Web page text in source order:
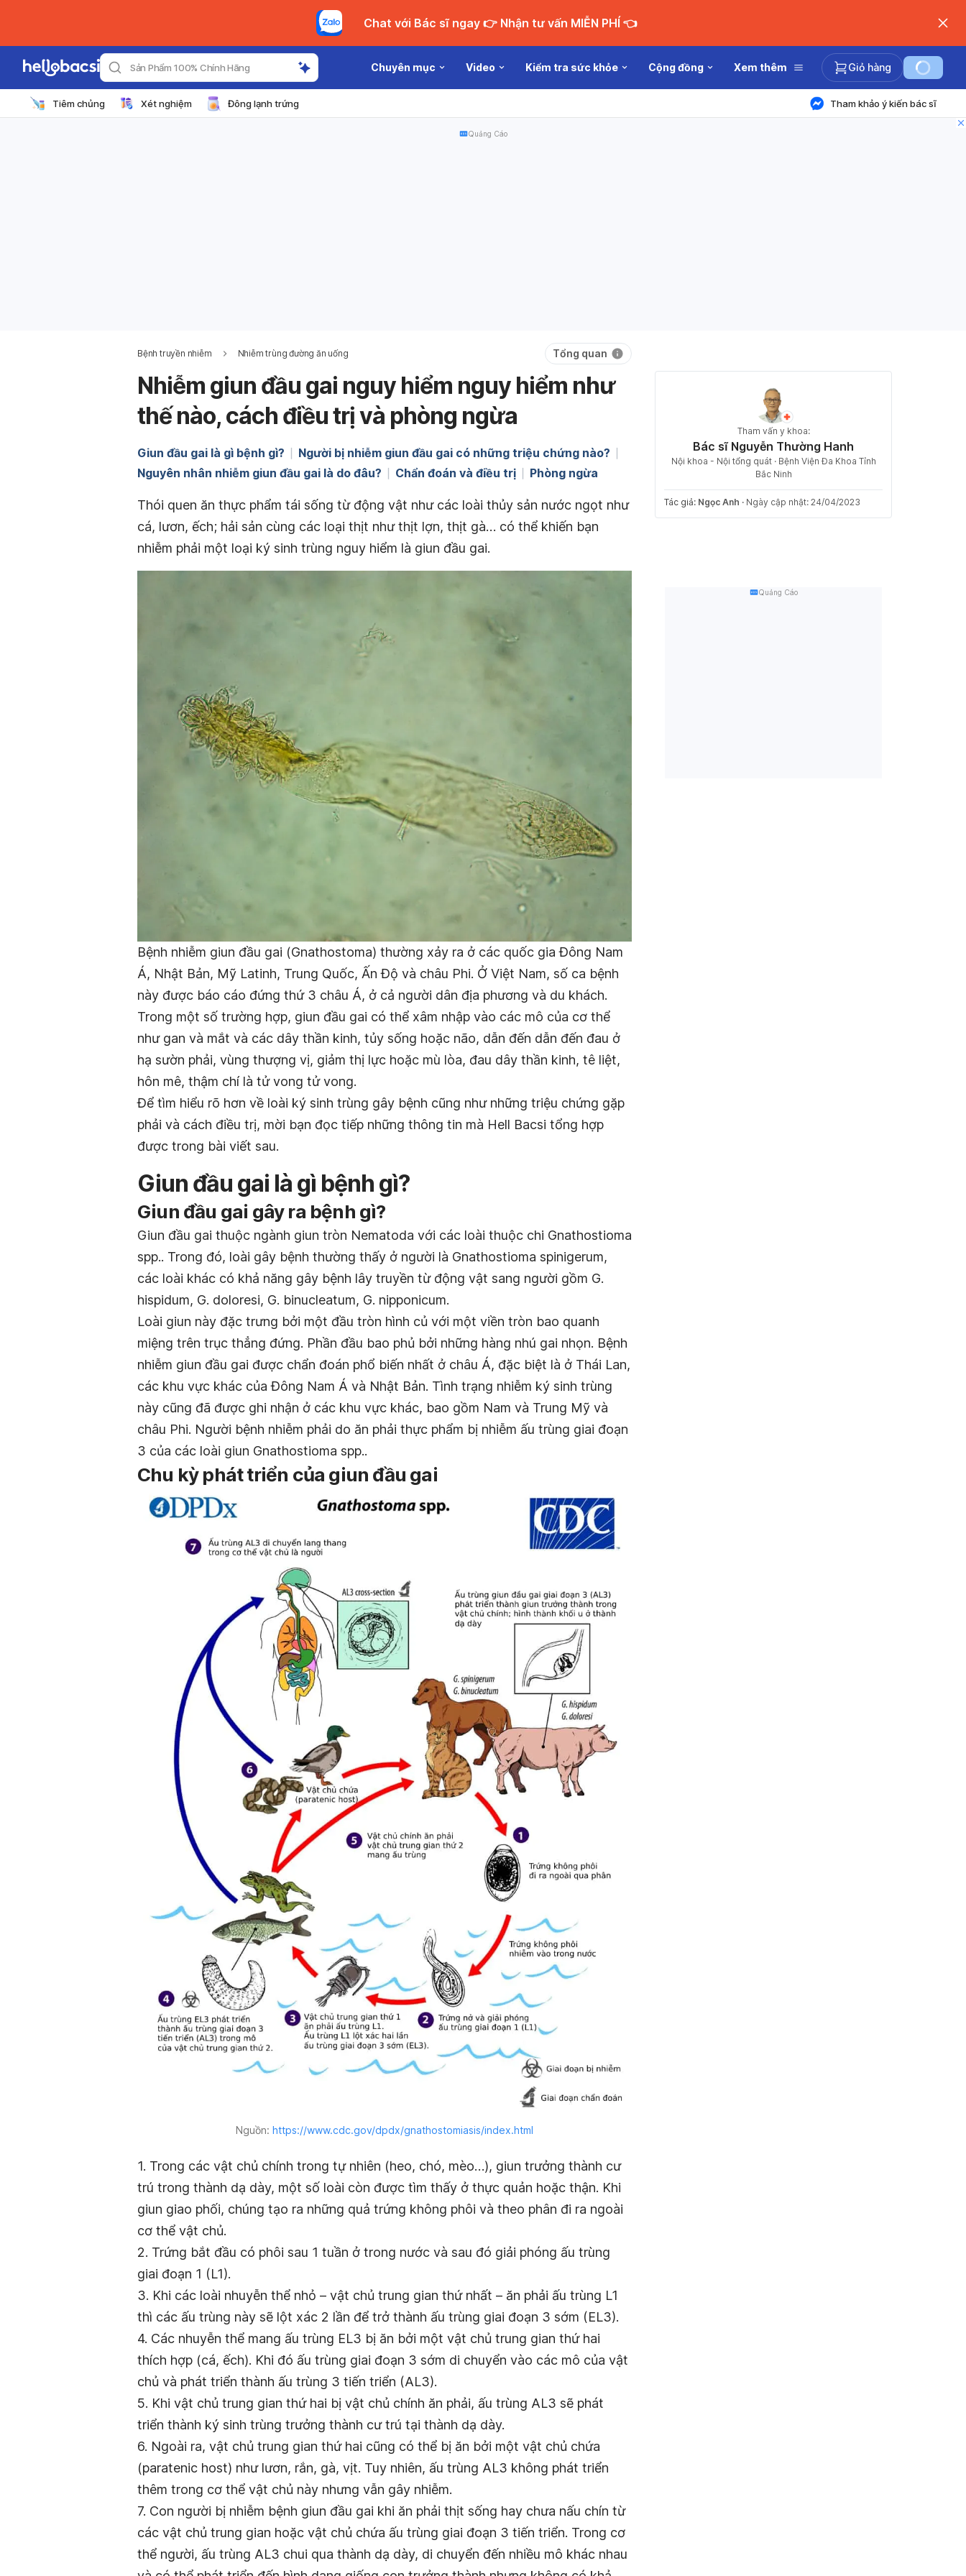
Chat với Bác sĩ ngay 👉 Nhận tư vấn MIỄN PHÍ 👈
Sản Phẩm 100% Chính Hãng Chuyên mục Video Kiểm tra sức khỏe Cộng đồng Xem thêm Giỏ hàng
Tiêm chủng Xét nghiệm Đông lạnh trứng Tham khảo ý kiến bác sĩ
Quảng Cáo
Bệnh truyền nhiễm Nhiễm trùng đường ăn uống Tổng quan
Nhiễm giun đầu gai nguy hiểm nguy hiểm như
thế nào, cách điều trị và phòng ngừa
Giun đầu gai là gì bệnh gì?
Người bị nhiễm giun đầu gai có những triệu chứng nào?
Nguyên nhân nhiễm giun đầu gai là do đâu?
Chẩn đoán và điều trị Phòng ngừa
Thói quen ăn thực phẩm tái sống từ động vật như các loài thủy sản nước ngọt như
cá, lươn, ếch; hải sản cùng các loại thịt như thịt lợn, thịt gà… có thể khiến bạn
nhiễm phải một loại ký sinh trùng nguy hiểm là giun đầu gai.
Bệnh nhiễm giun đầu gai (Gnathostoma) thường xảy ra ở các quốc gia Đông Nam
Á, Nhật Bản, Mỹ Latinh, Trung Quốc, Ấn Độ và châu Phi. Ở Việt Nam, số ca bệnh
này được báo cáo đứng thứ 3 châu Á, ở cả người dân địa phương và du khách.
Trong một số trường hợp, giun đầu gai có thể xâm nhập vào các mô của cơ thể
như gan và mắt và các dây thần kinh, tủy sống hoặc não, dẫn đến dẫn đến đau ở
hạ sườn phải, vùng thượng vị, giảm thị lực hoặc mù lòa, đau dây thần kinh, tê liệt,
hôn mê, thậm chí là tử vong tử vong.
Để tìm hiểu rõ hơn về loài ký sinh trùng gây bệnh cũng như những triệu chứng gặp
phải và cách điều trị, mời bạn đọc tiếp những thông tin mà Hell Bacsi tổng hợp
được trong bài viết sau.
Giun đầu gai là gì bệnh gì?
Giun đầu gai gây ra bệnh gì?
Giun đầu gai thuộc ngành giun tròn Nematoda với các loài thuộc chi Gnathostioma
spp.. Trong đó, loài gây bệnh thường thấy ở người là Gnathostioma spinigerum,
các loài khác có khả năng gây bệnh lây truyền từ động vật sang người gồm G.
hispidum, G. doloresi, G. binucleatum, G. nipponicum.
Loài giun này đặc trưng bởi một đầu tròn hình củ với một viền tròn bao quanh
miệng trên trục thẳng đứng. Phần đầu bao phủ bởi những hàng nhú gai nhọn. Bệnh
nhiễm giun đầu gai được chẩn đoán phổ biến nhất ở châu Á, đặc biệt là ở Thái Lan,
các khu vực khác của Đông Nam Á và Nhật Bản. Tình trạng nhiễm ký sinh trùng
này cũng đã được ghi nhận ở các khu vực khác, bao gồm Nam và Trung Mỹ và
châu Phi. Người bệnh nhiễm phải do ăn phải thực phẩm bị nhiễm ấu trùng giai đoạn
3 của các loài giun Gnathostioma spp..
Chu kỳ phát triển của giun đầu gai
Nguồn: https://www.cdc.gov/dpdx/gnathostomiasis/index.html
1. Trong các vật chủ chính trong tự nhiên (heo, chó, mèo…), giun trưởng thành cư
trú trong thành dạ dày, một số loài còn được tìm thấy ở thực quản hoặc thận. Khi
giun giao phối, chúng tạo ra những quả trứng không phôi và theo phân đi ra ngoài
cơ thể vật chủ.
2. Trứng bắt đầu có phôi sau 1 tuần ở trong nước và sau đó giải phóng ấu trùng
giai đoạn 1 (L1).
3. Khi các loài nhuyễn thể nhỏ – vật chủ trung gian thứ nhất – ăn phải ấu trùng L1
thì các ấu trùng này sẽ lột xác 2 lần để trở thành ấu trùng giai đoạn 3 sớm (EL3).
4. Các nhuyễn thể mang ấu trùng EL3 bị ăn bởi một vật chủ trung gian thứ hai
thích hợp (cá, ếch). Khi đó ấu trùng giai đoạn 3 sớm di chuyển vào các mô của vật
chủ và phát triển thành ấu trùng 3 tiến triển (AL3).
5. Khi vật chủ trung gian thứ hai bị vật chủ chính ăn phải, ấu trùng AL3 sẽ phát
triển thành ký sinh trùng trưởng thành cư trú tại thành dạ dày.
6. Ngoài ra, vật chủ trung gian thứ hai cũng có thể bị ăn bởi một vật chủ chứa
(paratenic host) như lươn, rắn, gà, vịt. Tuy nhiên, ấu trùng AL3 không phát triển
thêm trong cơ thể vật chủ này nhưng vẫn gây nhiễm.
7. Con người bị nhiễm bệnh giun đầu gai khi ăn phải thịt sống hay chưa nấu chín từ
các vật chủ trung gian hoặc vật chủ chứa ấu trùng giai đoạn 3 tiến triển. Trong cơ
thể người, ấu trùng AL3 chui qua thành dạ dày, di chuyển đến nhiều mô khác nhau
Tham vấn y khoa:
Bác sĩ Nguyễn Thường Hanh
Nội khoa - Nội tổng quát · Bệnh Viện Đa Khoa Tỉnh
Bắc Ninh
Tác giả: Ngọc Anh · Ngày cập nhật: 24/04/2023
Quảng Cáo